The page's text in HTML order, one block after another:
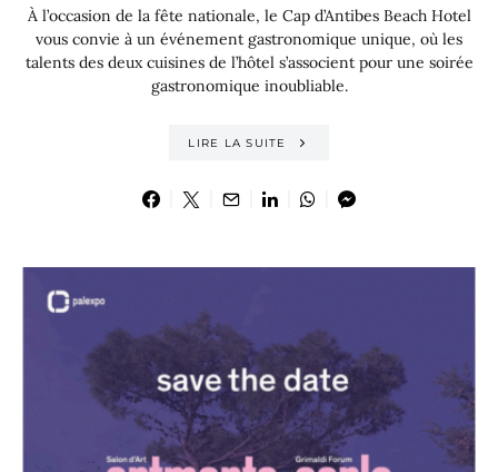
À l’occasion de la fête nationale, le Cap d’Antibes Beach Hotel
vous convie à un événement gastronomique unique, où les
talents des deux cuisines de l’hôtel s’associent pour une soirée
gastronomique inoubliable.
LIRE LA SUITE